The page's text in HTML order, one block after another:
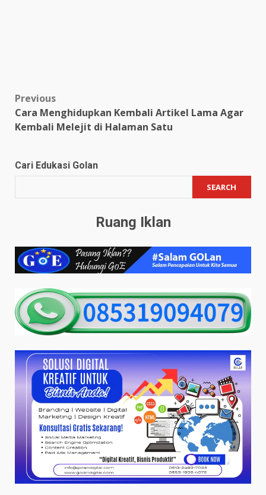
Post
navigation
Previous
Cara Menghidupkan Kembali Artikel Lama Agar
Kembali Melejit di Halaman Satu
Cari Edukasi Golan
SEARCH
Ruang Iklan